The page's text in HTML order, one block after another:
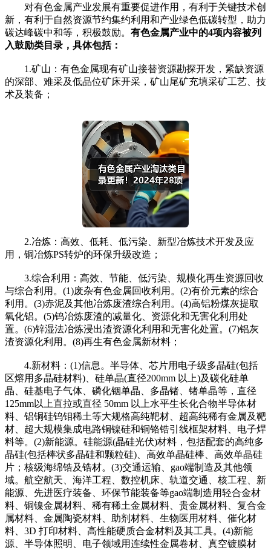
对有色金属产业发展有重要促进作用，有利于关键技术创
新，有利于自然资源节约集约利用和产业绿色低碳转型，助力
碳达峰碳中和等，积极鼓励。 有色金属产业中的4项内容被列
入鼓励类目录，具体包括：
1.矿山：有色金属现有矿山接替资源勘探开发，紧缺资源
的深部、难采及低品位矿床开采，矿山尾矿充填采矿工艺、技
术及装备；
2.冶炼：高效、低耗、低污染、新型冶炼技术开发及应
用，铜冶炼PS转炉的环保升级改造；
3.综合利用：高效、节能、低污染、规模化再生资源回收
与综合利用。(1)废杂有色金属回收利用。(2)有价元素的综合
利用。(3)赤泥及其他冶炼废渣综合利用。(4)高铝粉煤灰提取
氧化铝。(5)钨冶炼废渣的减量化、资源化和无害化利用处
置。(6)锌湿法冶炼浸出渣资源化利用和无害化处置。(7)铝灰
渣资源化利用。(8)再生有色金属新材料；
4.新材料：(1)信息。半导体、芯片用电子级多晶硅(包括
区熔用多晶硅材料)、硅单晶(直径200mm 以上)及碳化硅单
晶、硅基电子气体、磷化铟单晶、多晶锗、锗单晶等，直径
125mm以上直拉或直径 50mm 以上水平生长化合物半导体材
料、铝铜硅钨钼稀土等大规格高纯靶材、超高纯稀有金属及靶
材、超大规模集成电路铜镍硅和铜铬锆引线框架材料、电子焊
料等。(2)新能源。硅能源(晶硅光伏)材料，包括配套的高纯多
晶硅(包括棒状多晶硅和颗粒硅)、高效单晶硅棒、高效单晶硅
片；核级海绵锆及锆材。(3)交通运输、gao端制造及其他领
域。航空航天、海洋工程、数控机床、轨道交通、核工程、新
能源、先进医疗装备、环保节能装备等gao端制造用轻合金材
料、铜镍金属材料、稀有稀土金属材料、贵金属材料、复合金
属材料、金属陶瓷材料、助剂材料、生物医用材料、催化材
料、3D 打印材料、高性能硬质合金材料及其工具。(4)新能
源、半导体照明、电子领域用连续性金属卷材、真空镀膜材